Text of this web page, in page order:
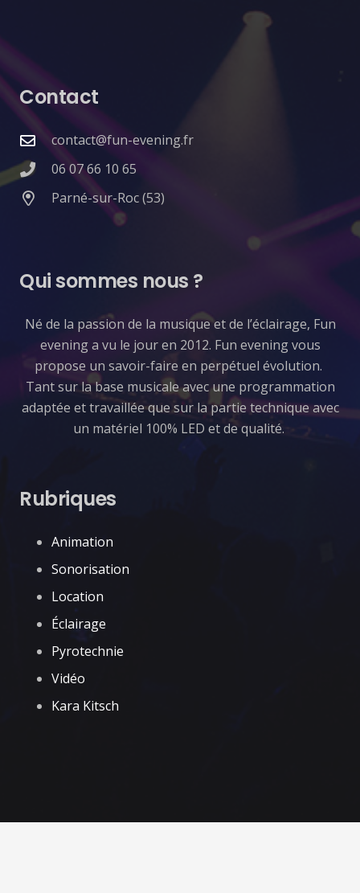
Contact
contact@fun-evening.fr
06 07 66 10 65
Parné-sur-Roc (53)
Qui sommes nous ?
​Né de la passion de la musique et de l’éclairage, Fun
evening a vu le jour en 2012. Fun evening vous
propose un savoir-faire en perpétuel évolution.
Tant sur la base musicale avec une programmation
adaptée et travaillée que sur la partie technique avec
un matériel 100% LED et de qualité.
Rubriques
Animation
Sonorisation
Location
Éclairage
Pyrotechnie
Vidéo
Kara Kitsch